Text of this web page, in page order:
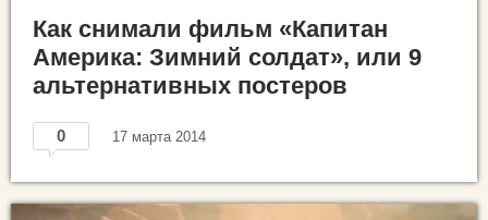
Как снимали фильм «Капитан
Америка: Зимний солдат», или 9
альтернативных постеров
0 17 марта 2014